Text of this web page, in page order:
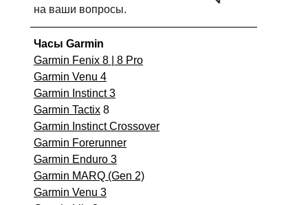
на ваши вопросы.
Часы Garmin
Garmin Fenix 8 | 8 Pro
Garmin Venu 4
Garmin Instinct 3
Garmin Tactix 8
Garmin Instinct Crossover
Garmin Forerunner
Garmin Enduro 3
Garmin MARQ (Gen 2)
Garmin Venu 3